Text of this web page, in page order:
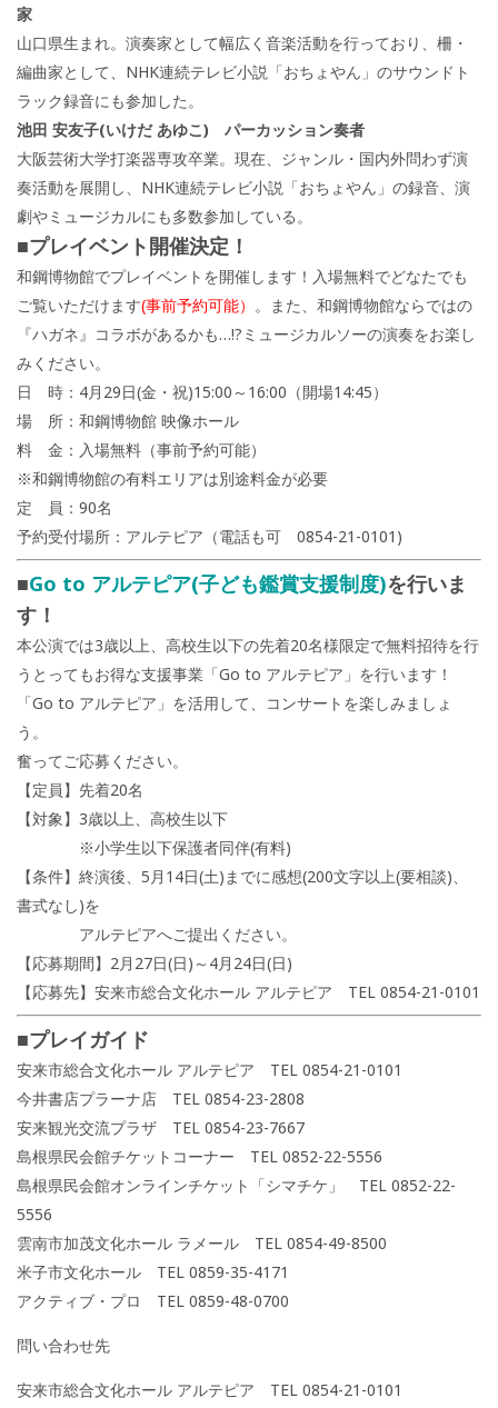
家
山口県生まれ。演奏家として幅広く音楽活動を行っており、柵・
編曲家として、NHK連続テレビ小説「おちょやん」のサウンドト
ラック録音にも参加した。
池田 安友子(いけだ あゆこ) パーカッション奏者
大阪芸術大学打楽器専攻卒業。現在、ジャンル・国内外問わず演
奏活動を展開し、NHK連続テレビ小説「おちょやん」の録音、演
劇やミュージカルにも多数参加している。
■プレイベント開催決定！
和鋼博物館でプレイベントを開催します！入場無料でどなたでも
ご覧いただけます(事前予約可能） 。また、和鋼博物館ならではの
『ハガネ』コラボがあるかも…!?ミュージカルソーの演奏をお楽し
みください。
日 時：4月29日(金・祝)15:00～16:00（開場14:45）
場 所：和鋼博物館 映像ホール
料 金：入場無料（事前予約可能）
※和鋼博物館の有料エリアは別途料金が必要
定 員：90名
予約受付場所：アルテピア（電話も可 0854-21-0101)
■Go to アルテピア(子ども鑑賞支援制度)を行いま
す！
本公演では3歳以上、高校生以下の先着20名様限定で無料招待を行
うとってもお得な支援事業「Go to アルテピア」を行います！
「Go to アルテピア」を活用して、コンサートを楽しみましょ
う。
奮ってご応募ください。
【定員】先着20名
【対象】3歳以上、高校生以下
※小学生以下保護者同伴(有料)
【条件】終演後、5月14日(土)までに感想(200文字以上(要相談)、
書式なし)を
アルテピアへご提出ください。
【応募期間】2月27日(日)～4月24日(日)
【応募先】安来市総合文化ホール アルテピア TEL 0854-21-0101
■プレイガイド
安来市総合文化ホール アルテピア TEL 0854-21-0101
今井書店プラーナ店 TEL 0854-23-2808
安来観光交流プラザ TEL 0854-23-7667
島根県民会館チケットコーナー TEL 0852-22-5556
島根県民会館オンラインチケット「シマチケ」 TEL 0852-22-
5556
雲南市加茂文化ホール ラメール TEL 0854-49-8500
米子市文化ホール TEL 0859-35-4171
アクティブ・プロ TEL 0859-48-0700
問い合わせ先
安来市総合文化ホール アルテピア TEL 0854-21-0101